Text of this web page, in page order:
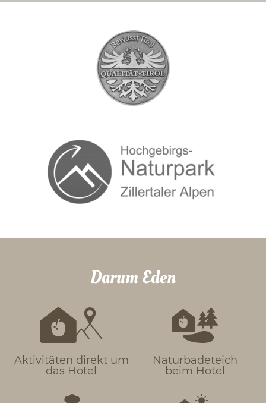
Darum Eden
Aktivitäten direkt um
das Hotel
Naturbadeteich
beim Hotel